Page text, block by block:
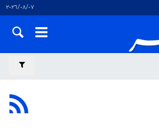
٠٧‏/٠٨‏/٢٠٢٦